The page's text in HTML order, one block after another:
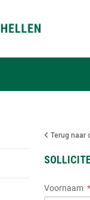
Terug naar
Voornaam